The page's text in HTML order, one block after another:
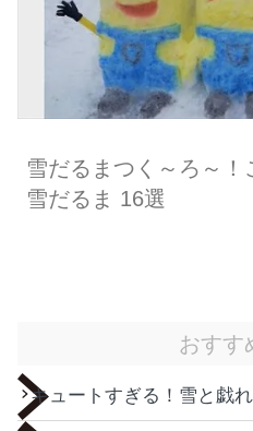
雪だるまつく～ろ～
雪だるま 16選
おすす
キュートすぎる！雪と戯